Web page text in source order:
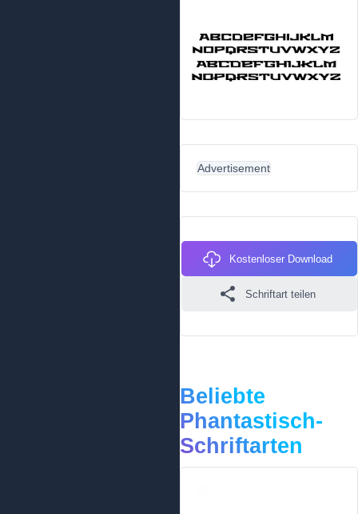
Advertisement
Kostenloser Download
Schriftart teilen
Beliebte
Phantastisch-
Schriftarten